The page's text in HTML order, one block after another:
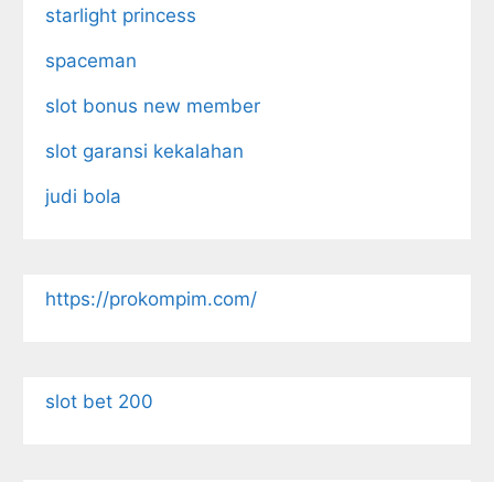
starlight princess
spaceman
slot bonus new member
slot garansi kekalahan
judi bola
https://prokompim.com/
slot bet 200